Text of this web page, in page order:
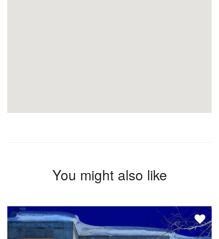
You might also like